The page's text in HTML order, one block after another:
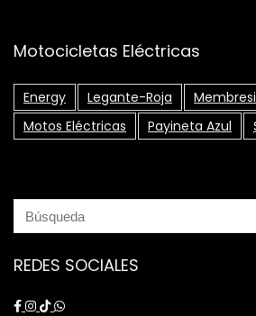
Motocicletas Eléctricas
Energy Legante-Roja
Motos Eléctricas
Payineta Azul
REDES SOCIALES